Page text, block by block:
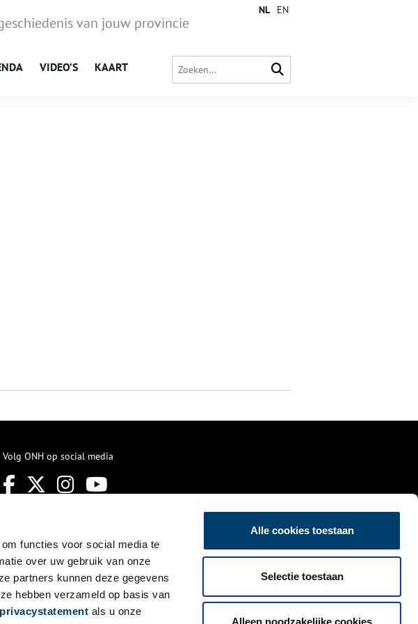
functies voor social media te
over uw gebruik van onze
partners kunnen deze gegevens
hebben verzameld op basis van
privacystatement als u onze
Alle cookies toestaan
Selectie toestaan
Alleen noodzakelijke cookies
van jouw provincie
VIDEO’S KAART
NL EN
Volg ONH op social media